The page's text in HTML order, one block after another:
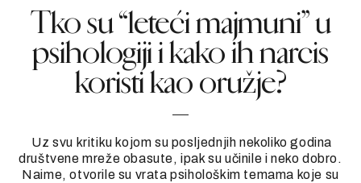
Tko su “leteći majmuni” u
psihologiji i kako ih narcis
koristi kao oružje?
Uz svu kritiku kojom su posljednjih nekoliko godina
društvene mreže obasute, ipak su učinile i neko dobro.
Naime, otvorile su vrata psihološkim temama koje su